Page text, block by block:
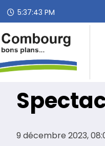
5:37:45 PM
« Tous les
Cet évènement est
9 décembre 2023,